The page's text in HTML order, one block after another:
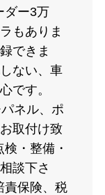
ダー3万
もありま
できま
ない、車
です。
ネル、ポ
取付け致
・整備・
談下さ
責保険、税